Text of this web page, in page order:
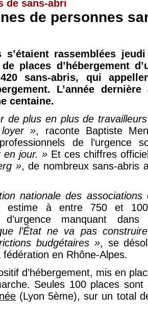
de sans-abri
de personnes
s’étaient rassemblées
places d’hébergement
sans-abris, qui
L’année
centaine.
de plus en plus de
», raconte Baptiste
de l’urgence
en jour. » Et ces chiffres
», de nombreux sans-abris
nationale des associations
estime à entre 750 et
d’urgence manquant
l’État ne va pas
budgétaires », se
en Rhône-Alpes.
d’hébergement, mis en
Seules 100 places sont
(Lyon 5ème), sur un total